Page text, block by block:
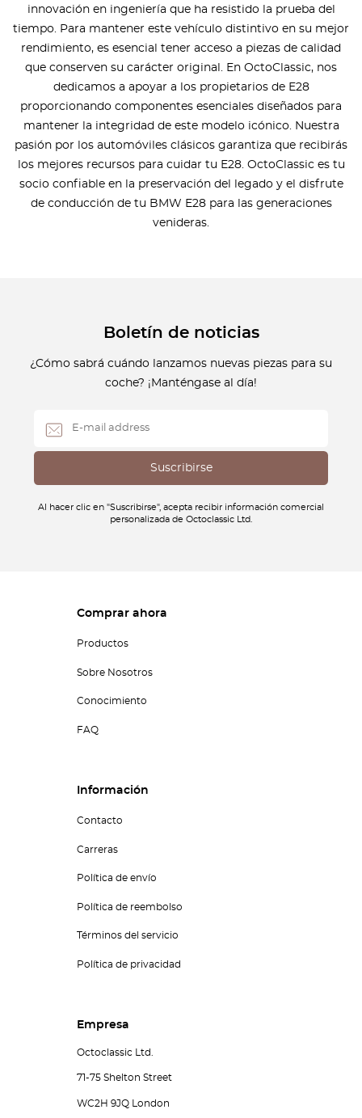
innovación en ingeniería que ha resistido la prueba del
tiempo. Para mantener este vehículo distintivo en su mejor
rendimiento, es esencial tener acceso a piezas de calidad
que conserven su carácter original. En OctoClassic, nos
dedicamos a apoyar a los propietarios de E28
proporcionando componentes esenciales diseñados para
mantener la integridad de este modelo icónico. Nuestra
pasión por los automóviles clásicos garantiza que recibirás
los mejores recursos para cuidar tu E28. OctoClassic es tu
socio confiable en la preservación del legado y el disfrute
de conducción de tu BMW E28 para las generaciones
venideras.
Boletín de noticias
¿Cómo sabrá cuándo lanzamos nuevas piezas para su
coche? ¡Manténgase al día!
Al hacer clic en "Suscribirse", acepta recibir información comercial
personalizada de Octoclassic Ltd.
Comprar ahora
Productos
Sobre Nosotros
Conocimiento
FAQ
Información
Contacto
Carreras
Política de envío
Política de reembolso
Términos del servicio
Política de privacidad
Empresa
Octoclassic Ltd.
71-75 Shelton Street
WC2H 9JQ London